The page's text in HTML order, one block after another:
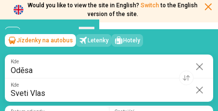
Would you like to view the site in English? Switch to the English
version of the site.
Oděsa→Sveti Vlas
ne, 9 srpna/1 cestující
Jízdenky na autobus Letenky Hotely
Kde
Kde